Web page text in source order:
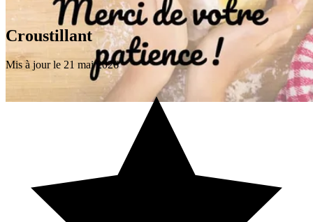
Croustillant
Mis à jour le 21 mai 2026